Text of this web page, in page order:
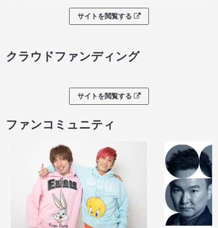
サイトを閲覧する
クラウドファンディング
サイトを閲覧する
ファンコミュニティ